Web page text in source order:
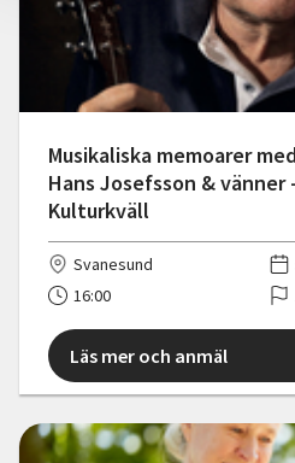
Musikaliska memoarer
Hans Josefsson & vänner -
Kulturkväll
Svanesund
16:00
Läs mer och anmäl